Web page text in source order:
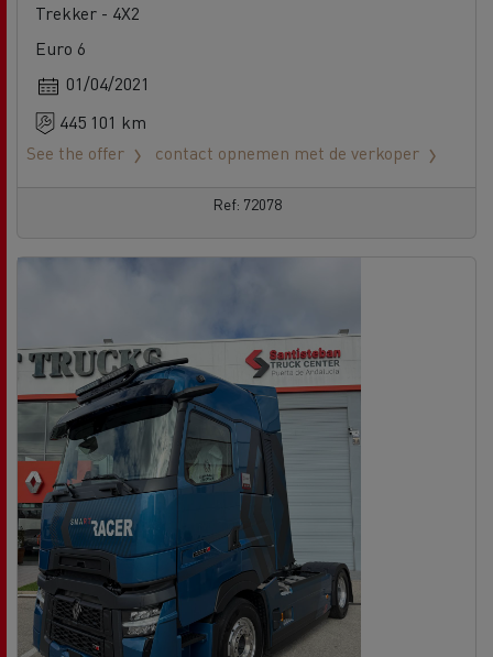
Trekker - 4X2
Euro 6
01/04/2021
445 101 km
See the offer
contact opnemen met de verkoper
Ref: 72078